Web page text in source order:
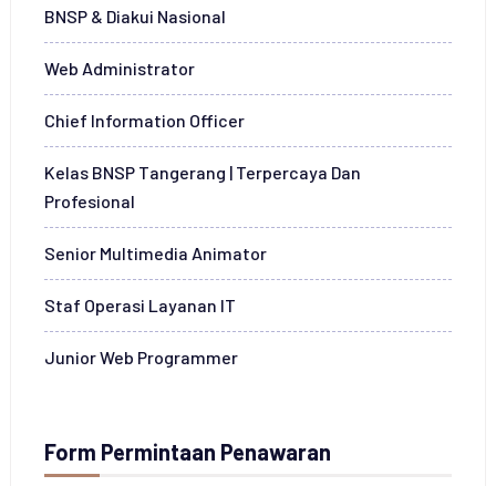
BNSP & Diakui Nasional
Web Administrator
Chief Information Officer
Kelas BNSP Tangerang | Terpercaya Dan
Profesional
Senior Multimedia Animator
Staf Operasi Layanan IT
Junior Web Programmer
Form Permintaan Penawaran